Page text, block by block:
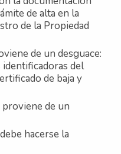
de alta en la
de la Propiedad
de un desguace:
del
de baja y
de un
hacerse la